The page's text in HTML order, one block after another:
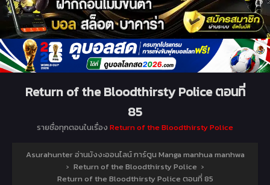
Return of the Bloodthirsty Police ตอนที่
85
รายชื่อทุกตอนในเรื่อง Return of the Bloodthirsty Police
Asurahunter อ่านมังงะออนไลน์ การ์ตูน Manga manhua manhwa
› Return of the Bloodthirsty Police ›
Return of the Bloodthirsty Police ตอนที่ 85